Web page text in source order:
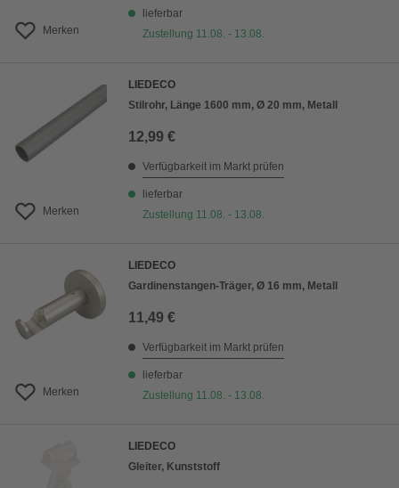
Merken
lieferbar
Zustellung 11.08. - 13.08.
Merken
LIEDECO
Stilrohr, Länge 1600 mm, Ø 20 mm, Metall
12,99 €
Verfügbarkeit im Markt prüfen
lieferbar
Zustellung 11.08. - 13.08.
Merken
LIEDECO
Gardinenstangen-Träger, Ø 16 mm, Metall
11,49 €
Verfügbarkeit im Markt prüfen
lieferbar
Zustellung 11.08. - 13.08.
LIEDECO
Gleiter, Kunststoff